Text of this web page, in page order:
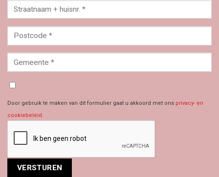
Door gebruik te maken van dit formulier gaat u akkoord met ons privacy- en
cookiebeleid.